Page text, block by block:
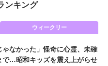
ンキング
ウィークリー
ゃなかった」怪奇に心霊、未確
で…昭和キッズを震え上がらせ